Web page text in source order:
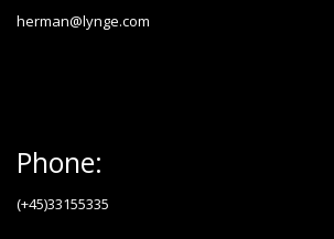
herman@lynge.com
Phone:
(+45)33155335